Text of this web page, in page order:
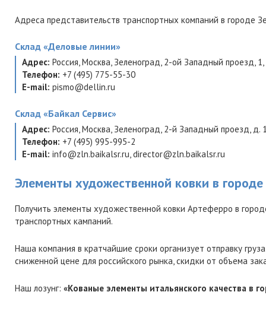
Адреса представительств транспортных компаний в городе
Склад «Деловые линии»
Адрес: Россия,Москва, Зеленоград, 2-ой Западный проезд, 1,
Телефон: +7 (495) 775-55-30
E-mail: pismo@dellin.ru
Склад «Байкал Сервис»
Адрес: Россия,Москва, Зеленоград, 2-й Западный проезд, д.
Телефон: +7 (495) 995-995-2
E-mail: info@zln.baikalsr.ru,director@zln.baikalsr.ru
Элементы художественной ковки в городе
Получить элементы художественной ковки Артеферро в
транспортных кампаний.
Наша компания в кратчайшие сроки организует отправку
сниженной цене для российского рынка, скидки от объема
Наш лозунг: «Кованые элементы итальянского качества в